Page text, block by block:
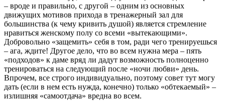
– вроде и правильно, с другой – одним из основных
движущих мотивов прихода в тренажерный зал для
большинства (к чему кривить душой) является стремление
нравиться женскому полу со всеми «вытекающими».
Добровольно «защемить» себя в том, ради чего тренируешься
– ага, ждите! Другое дело, что во всем нужна мера – пять
«подходов» к даме вряд ли дадут возможность полноценно
тренироваться на следующий после «ночи любви» день.
Впрочем, все строго индивидуально, поэтому совет тут могу
дать (если в нем есть нужда, конечно) только «обтекаемый» –
излишняя «самоотдача» вредна во всем.